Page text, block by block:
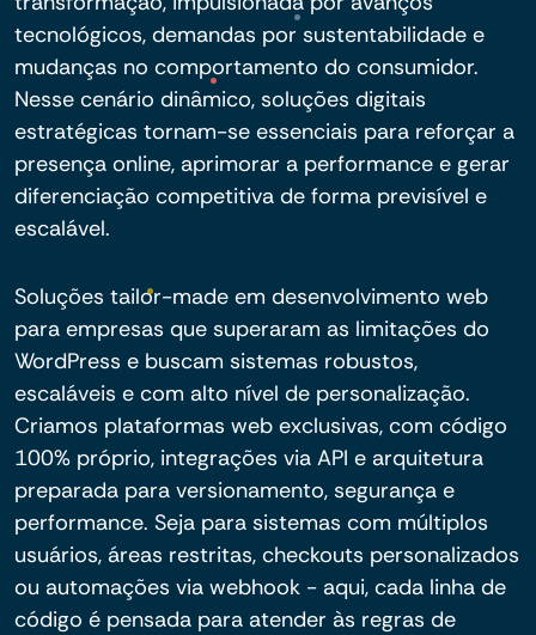
tecnológicos, demandas por sustentabilidade e
mudanças no comportamento do consumidor.
Nesse cenário dinâmico, soluções digitais
estratégicas tornam-se essenciais para reforçar a
presença online, aprimorar a performance e gerar
diferenciação competitiva de forma previsível e
escalável.
Soluções tailor-made em desenvolvimento web
para empresas que superaram as limitações do
WordPress e buscam sistemas robustos,
escaláveis e com alto nível de personalização.
Criamos plataformas web exclusivas, com código
100% próprio, integrações via API e arquitetura
preparada para versionamento, segurança e
performance. Seja para sistemas com múltiplos
usuários, áreas restritas, checkouts personalizados
ou automações via webhook - aqui, cada linha de
código é pensada para atender às regras de